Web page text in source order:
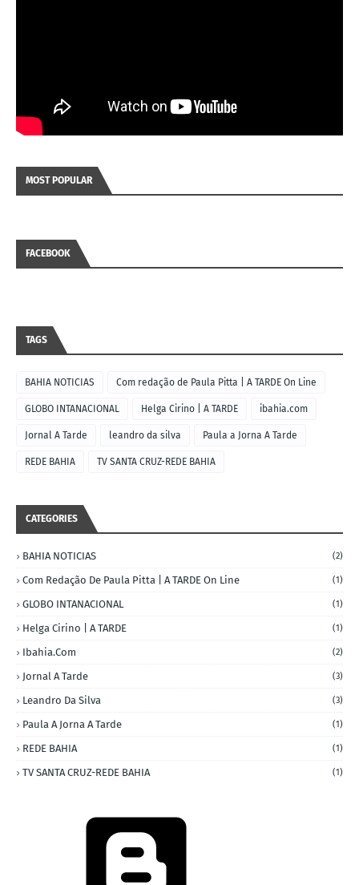
MOST POPULAR
FACEBOOK
TAGS
BAHIA NOTICIAS Com redação de Paula Pitta | A TARDE On Line
GLOBO INTANACIONAL Helga Cirino | A TARDE ibahia.com
Jornal A Tarde leandro da silva Paula a Jorna A Tarde
REDE BAHIA TV SANTA CRUZ-REDE BAHIA
CATEGORIES
BAHIA NOTICIAS (2)
Com Redação De Paula Pitta | A TARDE On Line (1)
GLOBO INTANACIONAL (1)
Helga Cirino | A TARDE (1)
Ibahia.com (2)
Jornal A Tarde (3)
Leandro Da Silva (3)
Paula A Jorna A Tarde (1)
REDE BAHIA (1)
TV SANTA CRUZ-REDE BAHIA (1)